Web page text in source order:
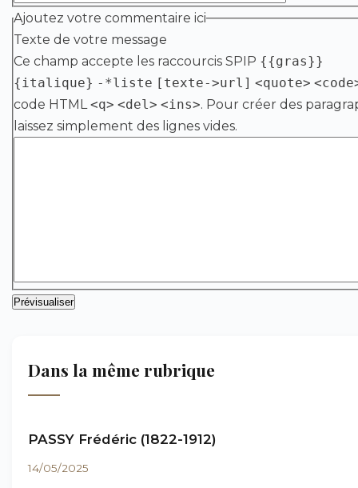
Ajoutez votre commentaire ici
Texte de votre message
Ce champ accepte les raccourcis SPIP {{gras}}
{italique} -*liste [texte->url] <quote>
code HTML<q> <del> <ins>. Pour créer des
laissez simplement des lignes vides.
Dans la même rubrique
PASSY Frédéric (1822-1912)
14/05/2025